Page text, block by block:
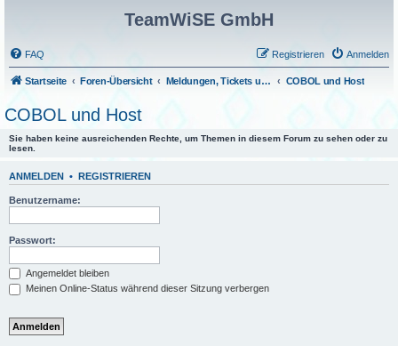
TeamWiSE GmbH
FAQ Anmelden
Registrieren
Startseite Foren-Übersicht Meldungen, Tickets und Fragen COBOL und Host
COBOL und Host
Sie haben keine ausreichenden Rechte, um Themen in diesem Forum zu sehen oder zu
lesen.
ANMELDEN • REGISTRIEREN
Benutzername:
Passwort:
Angemeldet bleiben
Meinen Online-Status während dieser Sitzung verbergen